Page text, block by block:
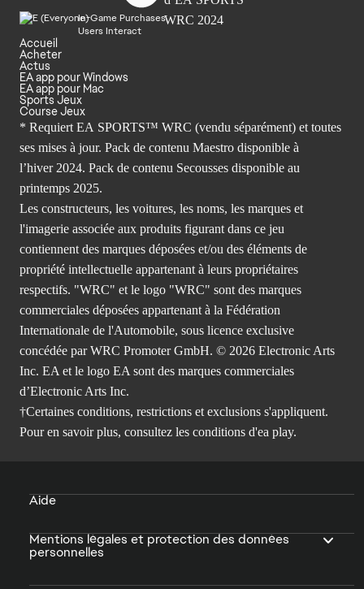
In-Game Purchases
Users Interact
Accueil
Acheter
Actus
EA app pour Windows
EA app pour Mac
Sports Jeux
Course Jeux
* Requiert EA SPORTS™ WRC (vendu séparément) et toutes
ses mises à jour. Pack de contenu Maestro disponible à
l’hiver 2024. Pack de contenu Secousses disponible au
printemps 2025.
Les constructeurs, les voitures, les noms, les marques et
l'imagerie associée aux produits figurant dans ce jeu
contiennent des marques déposées et/ou des éléments de
propriété intellectuelle appartenant à leurs propriétaires
respectifs. "WRC" et le logo "WRC" sont des marques
commerciales déposées appartenant à la Fédération
Internationale de l'Automobile, sous licence exclusive
concédée par WRC Promoter GmbH. © 2026 Electronic Arts
Inc. EA et le logo EA sont des marques commerciales
d’Electronic Arts Inc.
†Certaines conditions, restrictions et exclusions s'appliquent.
Pour en savoir plus, consultez les conditions d'ea play.
Aide
Mentions légales et protection des données
personnelles